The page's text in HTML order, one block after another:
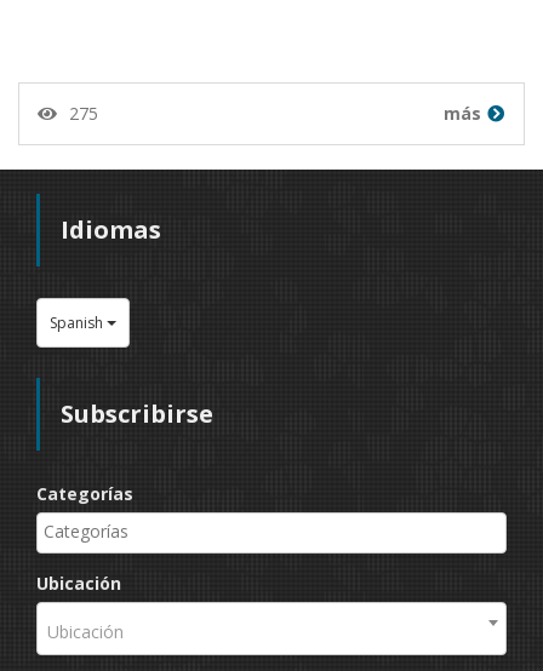
275 más
Idiomas
Spanish
Subscribirse
Categorías
Ubicación
Ubicación